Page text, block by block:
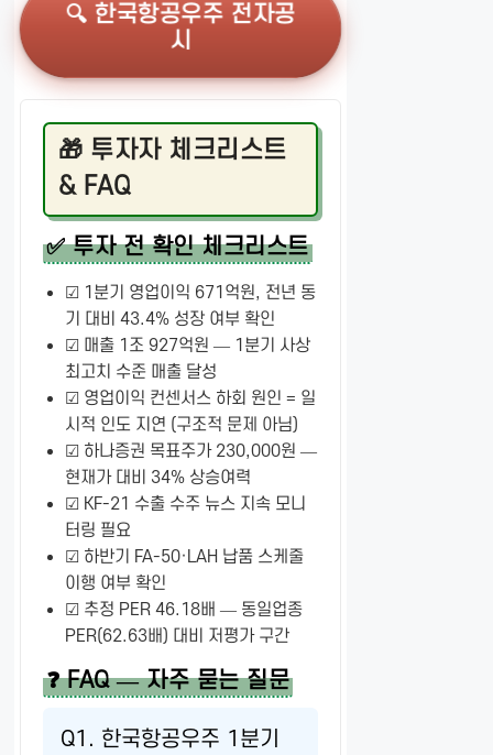
🔍 한국항공우주 전자공
시
🎁 투자자 체크리스트
& FAQ
✅ 투자 전 확인 체크리스트
☑ 1분기 영업이익 671억원, 전년 동
기 대비 43.4% 성장 여부 확인
☑ 매출 1조 927억원 — 1분기 사상
최고치 수준 매출 달성
☑ 영업이익 컨센서스 하회 원인 = 일
시적 인도 지연 (구조적 문제 아님)
☑ 하나증권 목표주가 230,000원 —
현재가 대비 34% 상승여력
☑ KF-21 수출 수주 뉴스 지속 모니
터링 필요
☑ 하반기 FA-50·LAH 납품 스케줄
이행 여부 확인
☑ 추정 PER 46.18배 — 동일업종
PER(62.63배) 대비 저평가 구간
❓ FAQ — 자주 묻는 질문
Q1. 한국항공우주 1분기